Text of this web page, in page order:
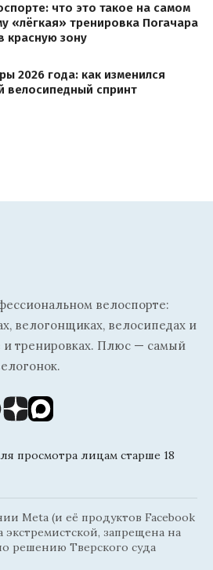
что это такое на самом
«лёгкая» тренировка Погачара
красную зону
2026 года: как изменился
велосипедный спринт
велоспорте:
велогонщиках, велосипедах и
и тренировках. Плюс — самый
просмотра лицам старше 18
Meta (и её продуктов Facebook
экстремистской, запрещена на
решению Тверского суда